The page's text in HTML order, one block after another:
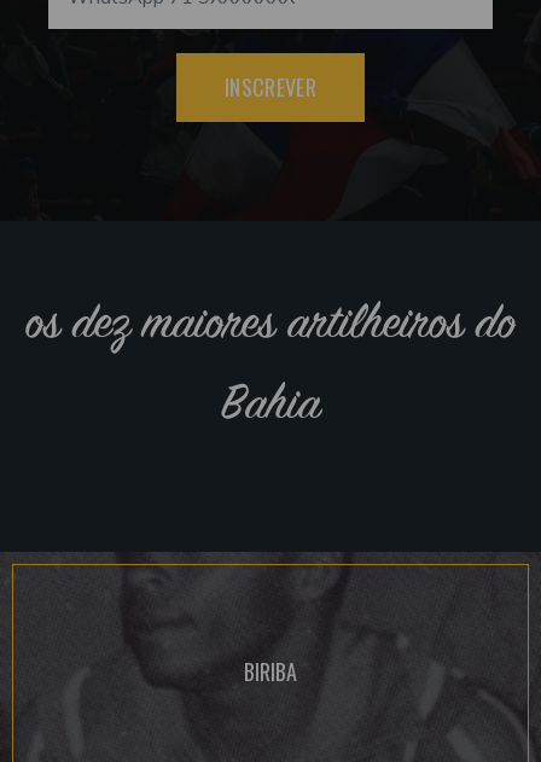
INSCREVER
os dez maiores artilheiros do
Bahia
BIRIBA